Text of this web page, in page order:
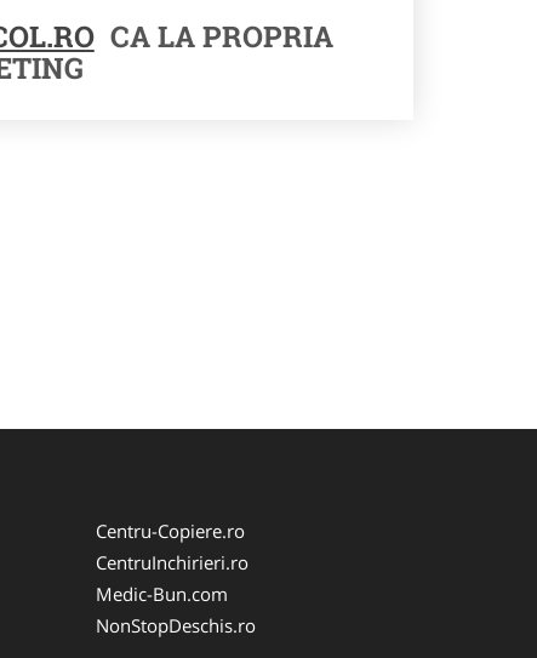
CA LA PROPRIA
Centru-Copiere.ro
CentruInchirieri.ro
Medic-Bun.com
NonStopDeschis.ro